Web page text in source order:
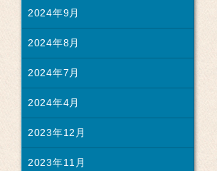
2024年9月
2024年8月
2024年7月
2024年4月
2023年12月
2023年11月